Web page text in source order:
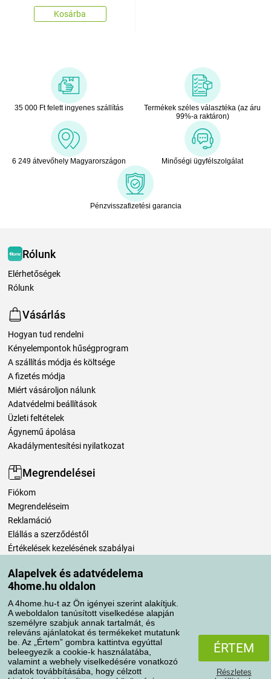
Alapelvek és adatvédelema
4home.hu oldalon
A 4home.hu-t az Ön igényei szerint alakítjuk.
A weboldalon tanúsított viselkedése alapján
személyre szabjuk annak tartalmát, és
releváns ajánlatokat és termékeket mutatunk
be. Az „Értem” gombra kattintva egyúttal
beleegyezik a cookie-k használatába,
valamint a webhely viselkedésére vonatkozó
adatok továbbításába, hogy célzott
ÉRTEM
Részletes
Kosárba
35 000 Ft felett ingyenes szállítás
Termékek széles választéka (az áru
99%-a raktáron)
6 249 átvevőhely Magyarországon Minőségi ügyfélszolgálat
Pénzvisszafizetési garancia
Rólunk
Elérhetőségek
Rólunk
Vásárlás
Hogyan tud rendelni
Kényelempontok hűségprogram
A szállítás módja és költsége
A fizetés módja
Miért vásároljon nálunk
Adatvédelmi beállítások
Üzleti feltételek
Ágynemű ápolása
Akadálymentesítési nyilatkozat
Megrendelései
Fiókom
Megrendeléseim
Reklamáció
Elállás a szerződéstől
Értékelések kezelésének szabályai
Szállítási módok
Fizetési módok